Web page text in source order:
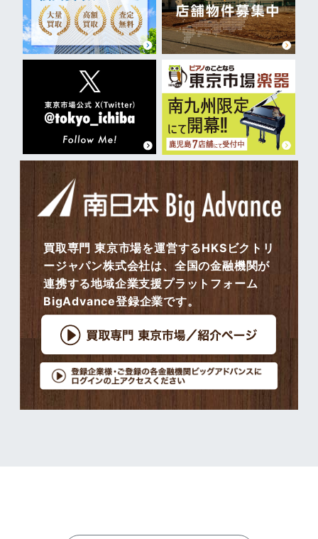
買取専門 東京市場を運営するHKSビクトリ
ージャパン株式会社は、全国の金融機関が
連携する地域企業支援プラットフォーム
BigAdvance登録企業です。